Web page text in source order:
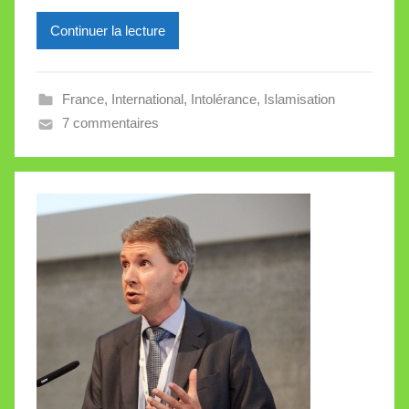
i
l
e
l
l
e
t
e
Continuer la lecture
France, International, Intolérance, Islamisation
7 commentaires